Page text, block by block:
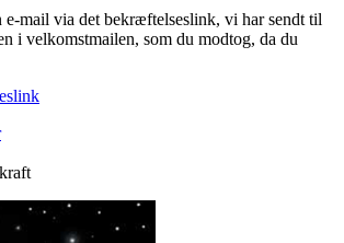
mail via det bekræftelseslink, vi har sendt til
i velkomstmailen, som du modtog, da du